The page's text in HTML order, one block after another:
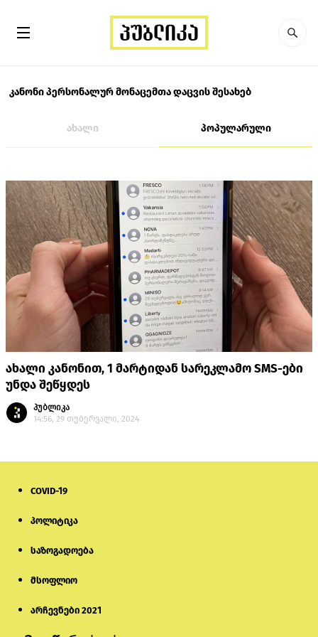
კანონი პერსონალურ მონაცემთა დაცვის შესახებ
ახალი პოპულარული
ახალი კანონით, 1 მარტიდან სარეკლამო SMS-ები
უნდა შეწყდეს
პუბლიკა
14:56, 29 თებერვალი, 2024
COVID-19
პოლიტიკა
საზოგადოება
მსოფლიო
არჩევნები 2021